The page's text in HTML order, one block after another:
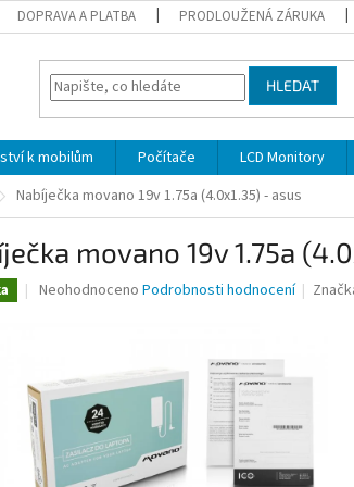
DOPRAVA A PLATBA PRODLOUŽENÁ ZÁRUKA
HLEDAT
k mobilům Počítače LCD Monitory
Nabíječka movano 19v 1.75a (4.0x1.35) - asus
movano 19v 1.75a
Průměrné
z
5
hvězdiček.
Neohodnoceno Podrobnosti hodnocení